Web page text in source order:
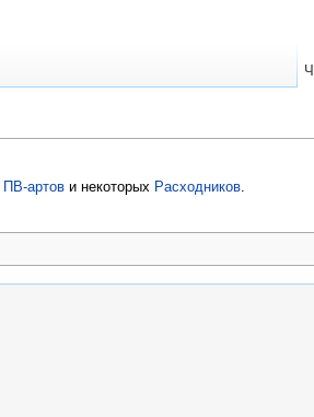
ПВ-артов и некоторых Расходников.